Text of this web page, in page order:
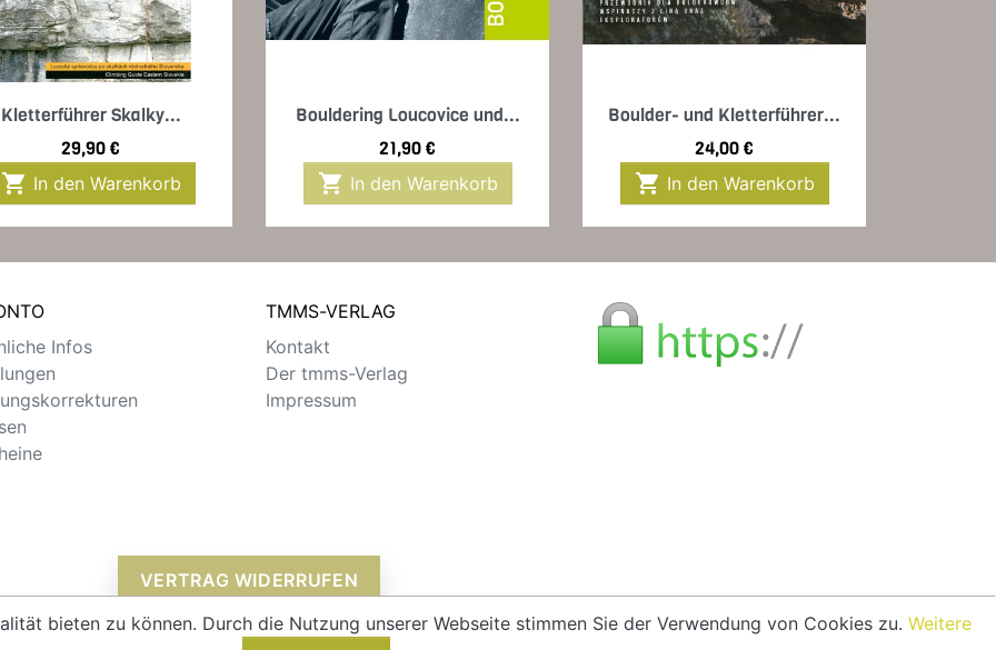
Vorschau
Kletterführer Skalky...
Preis
29,90 €
 In den Warenkorb
Vorschau
Bouldering Loucovice und...
Preis
21,90 €
 In den Warenkorb
Vorschau
Boulder- und Kletterführer...
Preis
24,00 €
 In den Warenkorb
Infos
TMMS-VERLAG
Kontakt
Der tmms-Verlag
Impressum
VERTRAG WIDERRUFEN
bieten zu können. Durch die Nutzung unserer Webseite stimmen Sie der Verwendung von Cookies zu. Weitere